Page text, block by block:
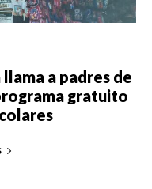
a padres de
gratuito